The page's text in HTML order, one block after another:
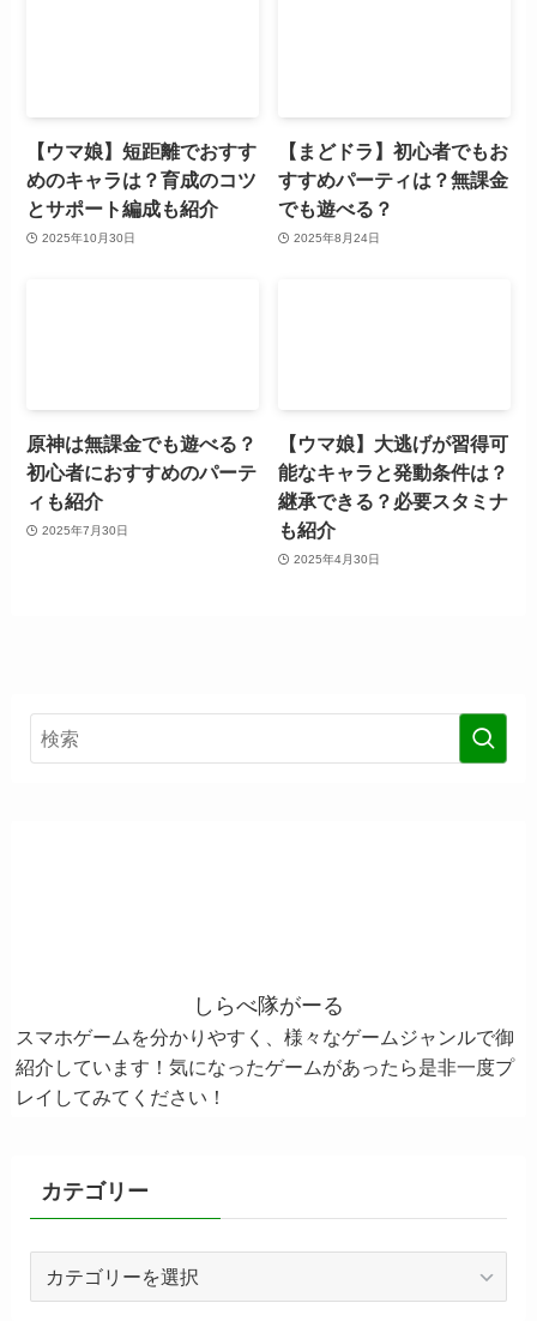
【ウマ娘】短距離でおすす
めのキャラは？育成のコツ
とサポート編成も紹介
2025年10月30日
【まどドラ】初心者でもお
すすめパーティは？無課金
でも遊べる？
2025年8月24日
原神は無課金でも遊べる？
初心者におすすめのパーテ
ィも紹介
2025年7月30日
【ウマ娘】大逃げが習得可
能なキャラと発動条件は？
継承できる？必要スタミナ
も紹介
2025年4月30日
しらべ隊がーる
スマホゲームを分かりやすく、様々なゲームジャンルで御
紹介しています！気になったゲームがあったら是非一度プ
レイしてみてください！
カテゴリー